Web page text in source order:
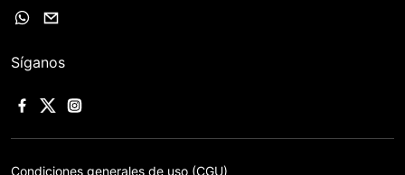
Síganos
Condiciones generales de uso (CGU)